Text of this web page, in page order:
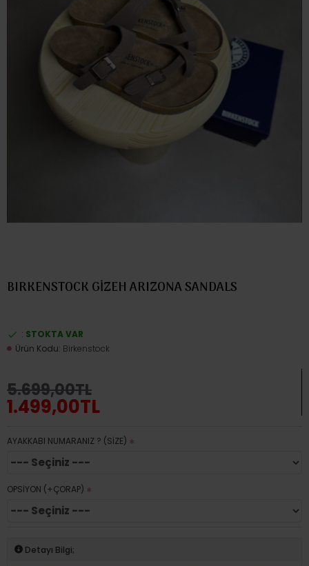
BIRKENSTOCK GİZEH ARIZONA SANDALS
1.499,00TL
5.699,00TL
: STOKTA VAR
Ürün Kodu: Birkenstock
AYAKKABI NUMARANIZ ? (SİZE)
OPSİYON (+ÇORAP)
Detayı Bilgi;